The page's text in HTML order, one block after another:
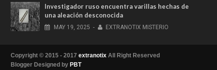
Investigador ruso encuentra varillas hechas de
una aleación desconocida
MAY 19, 2025 - EXTRANOTIX MISTERIO
Copyright © 2015 - 2017 extranotix All Right Reserved
Blogger Designed by PBT